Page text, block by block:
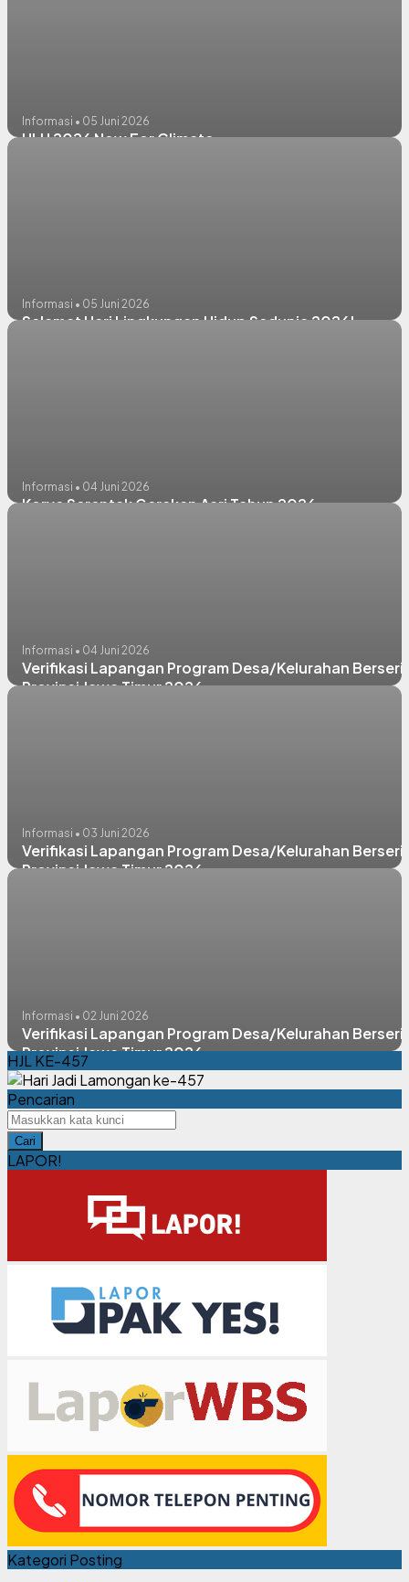
Informasi • 05 Juni 2026
HLH 2026 Now For Climate
Informasi • 05 Juni 2026
Selamat Hari Lingkungan Hidup Sedunia 2026!
Informasi • 04 Juni 2026
Korve Serentak Gerakan Asri Tahun 2026
Informasi • 04 Juni 2026
Verifikasi Lapangan Program Desa/Kelurahan Berseri
Provinsi Jawa Timur 2026
Informasi • 03 Juni 2026
Verifikasi Lapangan Program Desa/Kelurahan Berseri
Provinsi Jawa Timur 2026
Informasi • 02 Juni 2026
Verifikasi Lapangan Program Desa/Kelurahan Berseri
Provinsi Jawa Timur 2026
HJL KE-457
Pencarian
Cari
LAPOR!
Kategori Posting